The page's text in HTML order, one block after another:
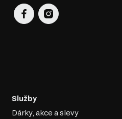
Služby
Dárky, akce a slevy